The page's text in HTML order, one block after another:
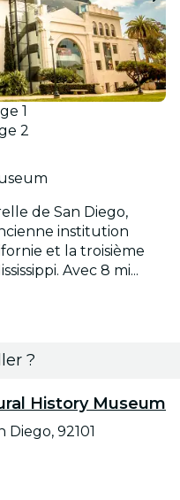
1
2
de San Diego,
institution
et la troisième
Avec 8 mi...
?
History Museum
Diego, 92101